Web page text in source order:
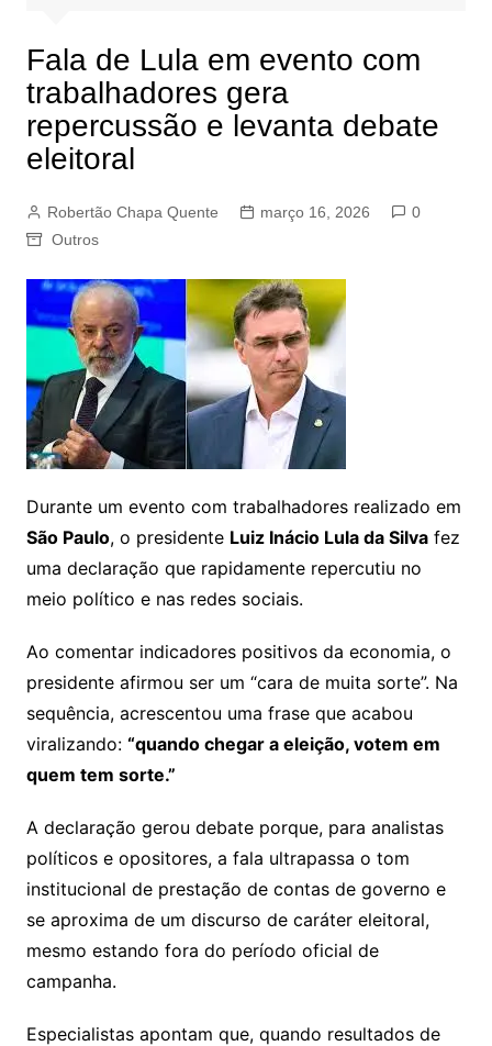
Fala de Lula em evento com
trabalhadores gera
repercussão e levanta debate
eleitoral
Robertão Chapa Quente março 16, 2026
0
Outros
Durante um evento com trabalhadores realizado em
São Paulo, o presidente Luiz Inácio Lula da Silvafez
uma declaração que rapidamente repercutiu no
meio político e nas redes sociais.
Ao comentar indicadores positivos da economia, o
presidente afirmou ser um “cara de muita sorte”. Na
sequência, acrescentou uma frase que acabou
viralizando: “quando chegar a eleição, votem em
quem tem sorte.”
A declaração gerou debate porque, para analistas
políticos e opositores, a fala ultrapassa o tom
institucional de prestação de contas de governo e
se aproxima de um discurso de caráter eleitoral,
mesmo estando fora do período oficial de
campanha.
Especialistas apontam que, quando resultados de